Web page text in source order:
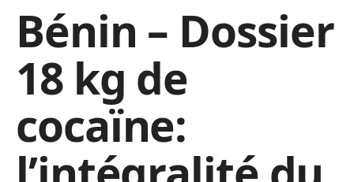
Bénin – Dossier
18 kg de
cocaïne: